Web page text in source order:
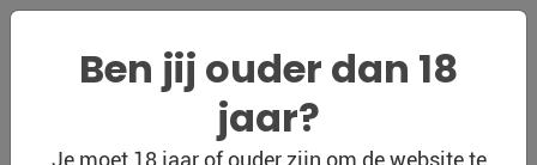
WIJNSHOP
Ben jij ouder dan 18
jaar?
Je moet 18 jaar of ouder zijn om de website te